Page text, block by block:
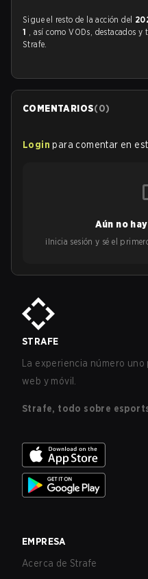
Sigue el resto de la acción del
1 , así como VODs, destacados
Strafe.
COMENTARIOS(0)
Login para comentar en
Aún no
¡Inicia sesión y sé el
STRAFE
La experiencia número
web y móvil.
Strafe, todo sobre
EMPRESA
Acerca de Strafe